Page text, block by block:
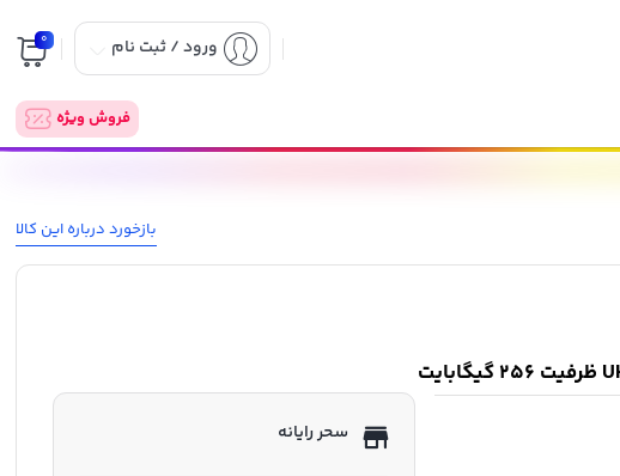
ورود / ثبت نام 0
فروش ویژه
بازخورد درباره این کالا
سحر رایانه